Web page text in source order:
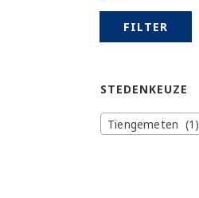
FILTER
STEDENKEUZE
Tiengemeten (1)